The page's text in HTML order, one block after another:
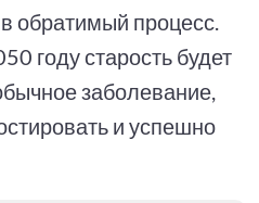
обратимый процесс.
году старость будет
заболевание,
и успешно